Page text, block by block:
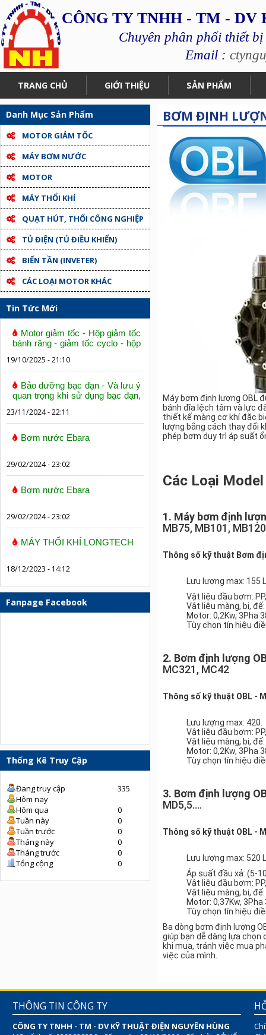
CÔNG TY TNHH - TM -
Chuyên phân phối thiết
Email :
TRANG CHỦ GIỚI THIỆU SẢN PHẨM
Danh Mục Sản Phẩm
MOTOR GIẢM TỐC
MÁY BƠM NƯỚC
MOTOR
MÁY THỔI KHÍ
QUẠT HÚT, THỔI CÔNG NGHIỆP
TỦ ĐIỆN (TỦ ĐIỀU KHIỂN)
BIẾN TẦN (INVETER)
CÁC LOẠI MOTOR KHÁC
Tin Tức Mới
Motor giảm tốc - Hộp giảm tốc
bánh răng - giảm tốc cyclo - hộp
19/10/2025 - 21:10
Bảo dưỡng bạc đạn - Và lưu ý
quan trọng khi sử dụng bạc đạn,
23/11/2024 - 22:11
Bơm nước Ebara
29/02/2024 - 23:02
Bơm nước Ebara
29/02/2024 - 23:02
MÁY THỔI KHÍ LONGTECH
18/12/2023 - 14:12
Fanpage Facebook
Thống Kê Truy Cập
Đang truy cập
335
Hôm nay
Hôm qua
0
Tuần này
0
Tuần trước
0
Tháng này
0
Tháng trước
0
Tổng cộng
0
BƠM ĐỊNH
Máy bơm định lượng OBL
bánh đĩa lệch tâm và lực
thiết kế màng cơ khí đặc
lượng bằng cách thay đổi
phép bơm duy trì áp suất
Các Loại
1. Máy bơm định
MB75, MB101,
Thông số kỹ thuật Bơm
Lưu lượng max: 155
Vật liệu đầu bơm:
Vật liệu màng, bi,
Motor: 0,2Kw, 3Pha
Tùy chọn tín hiệu
2. Bơm định lượng
MC321, MC42
Thông số kỹ thuật OBL -
Lưu lượng max:
Vật liệu đầu bơm:
Vật liệu màng, bi,
Motor: 0,2Kw, 3Pha
Tùy chọn tín hiệu
3. Bơm định lượng
MD5,5....
Thông số kỹ thuật OBL -
Lưu lượng max: 520
Áp suất đầu xả: (5-
Vật liệu đầu bơm:
Vật liệu màng, bi,
Motor: 0,37Kw, 3Pha
Tùy chọn tín hiệu
Ba dòng bơm định lượng
giúp bạn dễ dàng lựa
khi mua, tránh việc mua
việc của mình.
THÔNG TIN CÔNG TY
CÔNG TY TNHH - TM - DV KỸ THUẬT ĐIỆN NGUYÊN HÙNG